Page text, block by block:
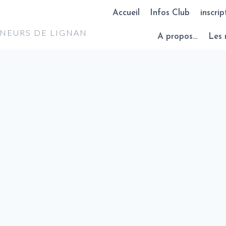
DE LIGNAN
Accueil Infos Club
A propos… Les